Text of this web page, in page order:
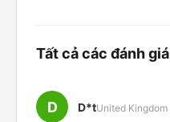
Tất cả các đánh giá
D D*tUnited Kingdom